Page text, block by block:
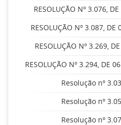
RESOLUÇÃO Nº 3.076,
RESOLUÇÃO Nº 3.087, DE
RESOLUÇÃO Nº 3.269,
RESOLUÇÃO Nº 3.294, DE
Resolução nº
Resolução nº
Resolução nº